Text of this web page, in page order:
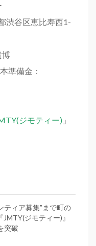
谷区恵比寿西1-
準備金：
ジモティー) 」
ティア募集”まで町の
ジモティー)』
突破